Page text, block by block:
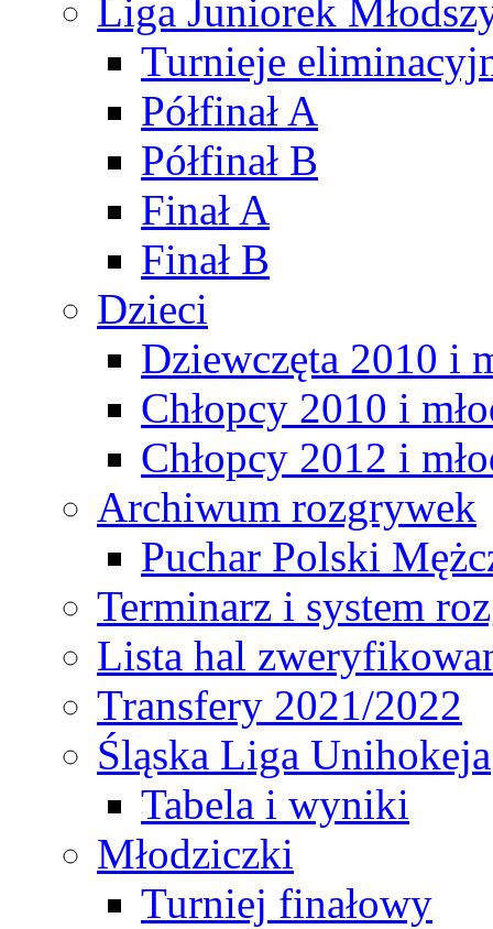
Liga Juniorek
Turnieje
Półfinał A
Półfinał B
Finał A
Finał B
Dzieci
Dziewczęta 2010 i
Chłopcy 2010 i
Chłopcy 2012 i
Archiwum rozgrywek
Puchar Polski
Terminarz i system
Lista hal
Transfery 2021/2022
Śląska Liga Unihokeja
Tabela i wyniki
Młodziczki
Turniej finałowy